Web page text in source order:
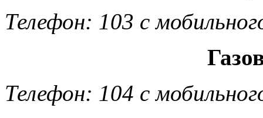
Телефон: 103 с
Телефон: 104 с